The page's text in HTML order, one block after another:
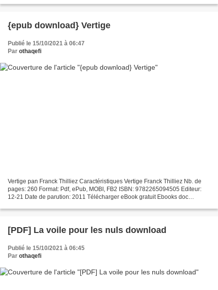
{epub download} Vertige
Publié le 15/10/2021 à 06:47
Par othaqefi
Vertige pan Franck Thilliez Caractéristiques Vertige Franck Thilliez Nb. de
pages: 260 Format: Pdf, ePub, MOBI, FB2 ISBN: 9782265094505 Editeur:
12-21 Date de parution: 2011 Télécharger eBook gratuit Ebooks doc
[PDF] La voile pour les nuls download
Publié le 15/10/2021 à 06:45
Par othaqefi